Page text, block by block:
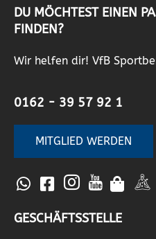
DU MÖCHTEST EINEN
FINDEN?
Wir helfen dir! VfB
0162 - 39 57 92 1
MITGLIED WERDEN
GESCHÄFTSSTELLE